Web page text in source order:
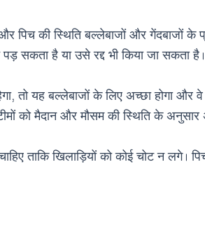
की स्थिति बल्लेबाजों और गेंदबाजों के
सकता है या उसे रद्द भी किया जा सकता है।
तो यह बल्लेबाजों के लिए अच्छा होगा
मैदान और मौसम की स्थिति के अनुसार
ताकि खिलाड़ियों को कोई चोट न लगे।